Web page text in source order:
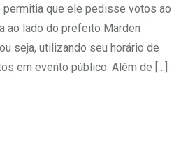
permitia que ele pedisse votos ao
ao lado do prefeito Marden
seja, utilizando seu horário de
em evento público. Além de […]